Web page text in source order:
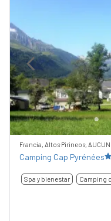
Previous
Francia, Altos Pirineos, AUCUN
Camping Cap Pyrénées
Spa y bienestar Camping